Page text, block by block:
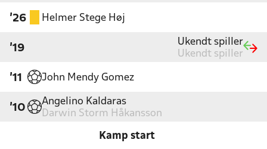
'26 Helmer Stege Høj
'19
Ukendt spiller
Ukendt spiller
'11 John Mendy Gomez
'10
Angelino Kaldaras
Darwin Storm Håkansson
Kamp start